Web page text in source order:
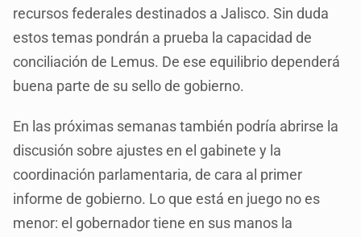
recursos federales destinados a Jalisco. Sin duda
estos temas pondrán a prueba la capacidad de
conciliación de Lemus. De ese equilibrio dependerá
buena parte de su sello de gobierno.
En las próximas semanas también podría abrirse la
discusión sobre ajustes en el gabinete y la
coordinación parlamentaria, de cara al primer
informe de gobierno. Lo que está en juego no es
menor: el gobernador tiene en sus manos la